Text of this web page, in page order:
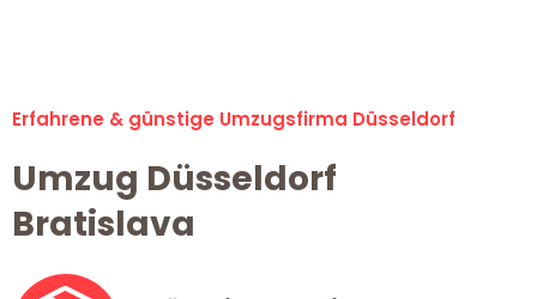
Erfahrene & günstige Umzugsfirma Düsseldorf
Umzug Düsseldorf
Bratislava